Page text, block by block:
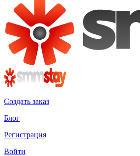
Создать заказ
Блог
Регистрация
Войти